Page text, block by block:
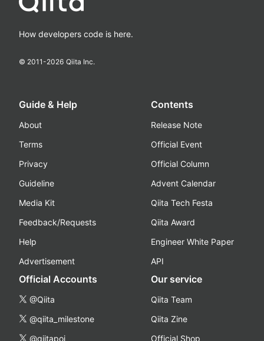
How developers code is here.
© 2011-2026 Qiita Inc.
Guide & Help
About
Terms
Privacy
Guideline
Media Kit
Feedback/Requests
Help
Advertisement
Contents
Release Note
Official Event
Official Column
Advent Calendar
Qiita Tech Festa
Qiita Award
Engineer White Paper
API
Official Accounts
@Qiita
@qiita_milestone
@qiitapoi
Our service
Qiita Team
Qiita Zine
Official Shop